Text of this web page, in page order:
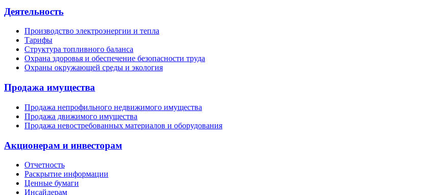
Деятельность
Производство электроэнергии и тепла
Тарифы
Структура топливного баланса
Охрана здоровья и обеспечение безопасности труда
Охраны окружающей среды и экология
Продажа имущества
Продажа непрофильного недвижимого имущества
Продажа движимого имущества
Продажа невостребованных материалов и оборудования
Акционерам и инвесторам
Отчетность
Раскрытие информации
Ценные бумаги
Инсайдерам